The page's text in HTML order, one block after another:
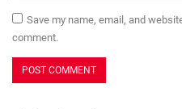
Save my name, email, and
comment.